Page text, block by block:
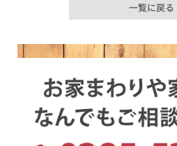
一覧に戻る